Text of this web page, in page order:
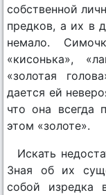
собственной
предков, а их в
немало.
«кисонька»,
«золотая
дается ей
что она всегда
этом «золоте».
Искать
Зная об их
собой изредка